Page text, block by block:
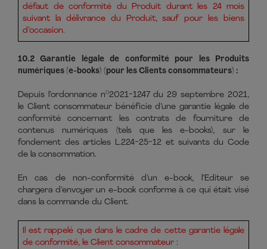
défaut de conformité du Produit durant les 24 mois
suivant la délivrance du Produit, sauf pour les biens
d’occasion.
10.2 Garantie légale de conformité pour les Produits
numériques (e-books) (pour les Clients consommateurs) :
Depuis l’ordonnance n°2021-1247 du 29 septembre 2021,
le Client consommateur bénéficie d’une garantie légale de
conformité concernant les contrats de fourniture de
contenus numériques (tels que les e-books), sur le
fondement des articles L.224-25-12 et suivants du Code
de la consommation.
En cas de non-conformité d’un e-book, l’Editeur se
chargera d’envoyer un e-book conforme à ce qui était visé
dans la commande du Client.
Il est rappelé que dans le cadre de cette garantie légale
de conformité, le Client consommateur :